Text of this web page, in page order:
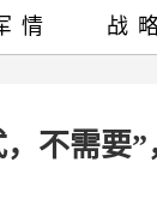
不需要”
情 战